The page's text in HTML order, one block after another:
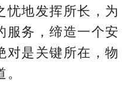
忧地发挥所长，为
服务，缔造一个安
对是关键所在，物